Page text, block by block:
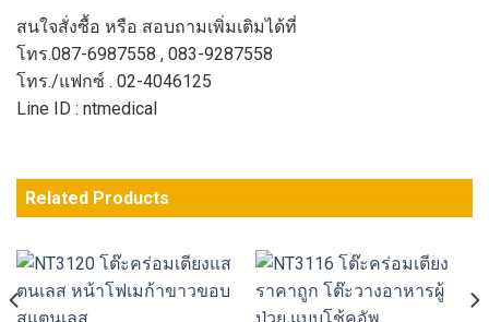
สนใจสั่งซื้อ หรือ สอบถามเพิ่มเติมได้ที่
โทร.087-6987558 , 083-9287558
โทร./แฟกซ์ . 02-4046125
Line ID : ntmedical
Related Products